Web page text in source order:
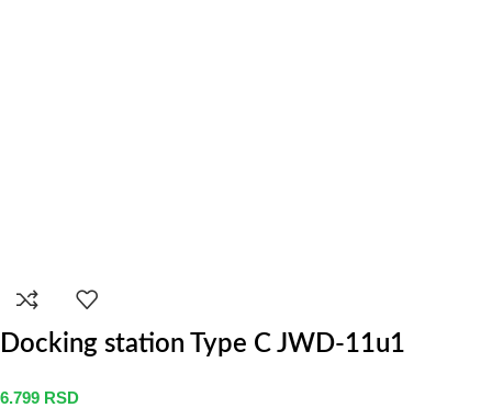
Docking station Type C JWD-11u1
6.799 RSD